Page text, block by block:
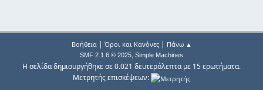
Βοήθεια| Όροι και Κανόνες| Πάνω ▲
SMF 2.1.6 © 2025, Simple Machines
Η σελίδα δημιουργήθηκε σε 0.021 δευτερόλεπτα με 15 ερωτήματα.
Μετρητής επισκέψεων: